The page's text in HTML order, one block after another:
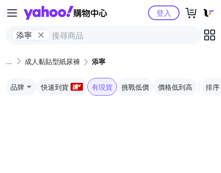
Yahoo購物中心
添寧
登入
成人黏貼型紙尿褲 添寧
品牌 快速到貨 有現貨 挑戰低價 價格低到高 排序